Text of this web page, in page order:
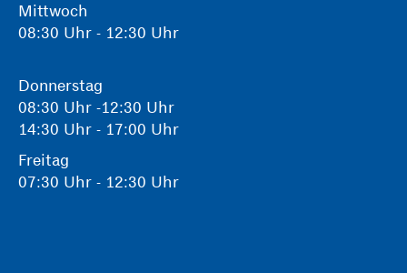
Mittwoch
08:30 Uhr - 12:30 Uhr
Donnerstag
08:30 Uhr -12:30 Uhr
14:30 Uhr - 17:00 Uhr
Freitag
07:30 Uhr - 12:30 Uhr